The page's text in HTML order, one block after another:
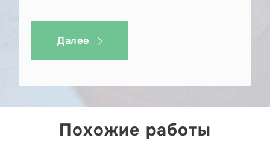
Далее
Похожие работы